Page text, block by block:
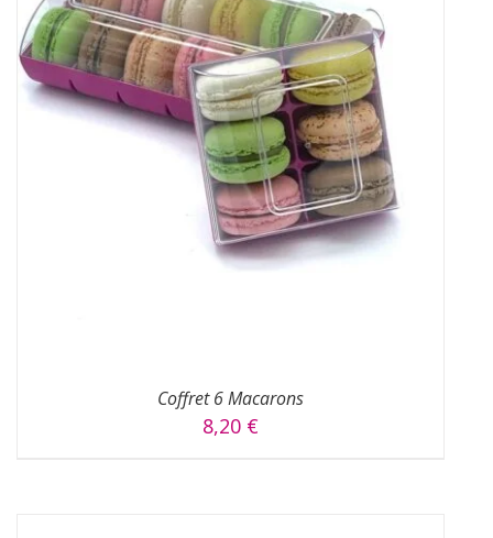
Coffret 6 Macarons
8,20 €
AJOUTER AU PANIER / DÉTAILS